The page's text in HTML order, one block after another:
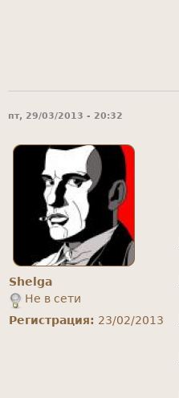
пт, 29/03/2013 - 20:32
Shelga
Не в сети
Регистрация: 23/02/2013